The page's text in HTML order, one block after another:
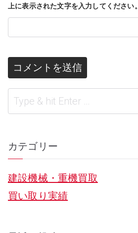
上に表示された文字を入力してください。
カテゴリー
建設機械・重機買取
買い取り実績